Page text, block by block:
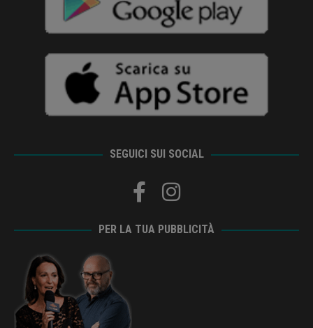
SEGUICI SUI SOCIAL
PER LA TUA PUBBLICITÀ